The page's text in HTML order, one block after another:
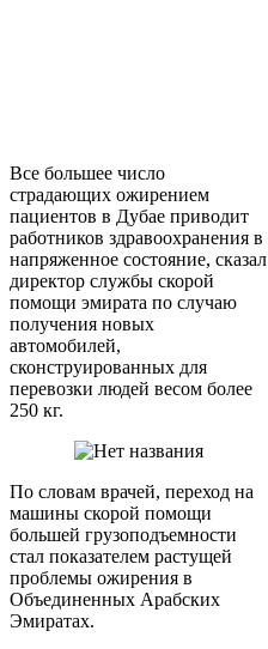
Все большее число
страдающих ожирением
пациентов в Дубае приводит
работников здравоохранения в
напряженное состояние, сказал
директор службы скорой
помощи эмирата по случаю
получения новых
автомобилей,
сконструированных для
перевозки людей весом более
250 кг.
По словам врачей, переход на
машины скорой помощи
большей грузоподъемности
стал показателем растущей
проблемы ожирения в
Объединенных Арабских
Эмиратах.